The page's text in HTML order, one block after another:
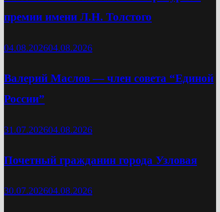
премии имени Л.Н. Толстого
04.08.202604.08.2026
Валерий Маслов — член совета “Единой
России”
31.07.202604.08.2026
Почетный гражданин города Узловая
30.07.202604.08.2026